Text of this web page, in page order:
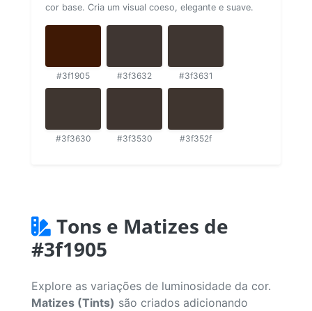
cor base. Cria um visual coeso, elegante e suave.
#3f1905 #3f3632 #3f3631
#3f3630 #3f3530 #3f352f
Tons e Matizes de
#3f1905
Explore as variações de luminosidade da cor.
Matizes (Tints) são criados adicionando